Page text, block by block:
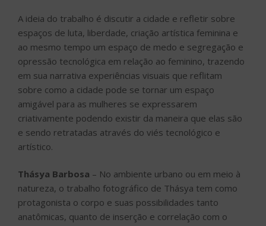
A ideia do trabalho é discutir a cidade e refletir sobre
espaços de luta, liberdade, criação artística feminina e
ao mesmo tempo um espaço de medo e segregação e
opressão tecnológica em relação ao feminino, trazendo
em sua narrativa experiências visuais que reflitam
sobre como a cidade pode se tornar um espaço
amigável para as mulheres se expressarem
criativamente podendo existir da maneira que elas são
e sendo retratadas através do viés tecnológico e
artístico.
Thásya Barbosa – No ambiente urbano ou em meio à
natureza, o trabalho fotográfico de Thásya tem como
protagonista o corpo e suas possibilidades tanto
anatômicas, quanto de inserção e correlação com o